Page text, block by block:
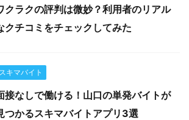
クラクの評判は微妙？利用者のリアル
クチコミをチェックしてみた
スキマバイト
接なしで働ける！山口の単発バイトが
つかるスキマバイトアプリ3選